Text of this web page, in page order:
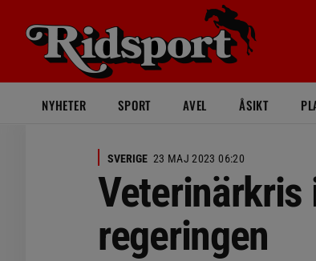
NYHETER SPORT AVEL ÅSIKT
SVERIGE 23 MAJ 2023 06:20
Veterinärkris
regeringen